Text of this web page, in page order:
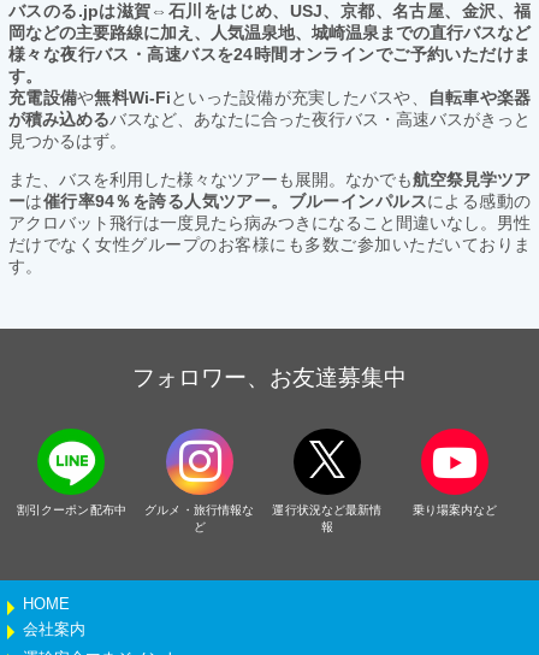
バスのる.jpは滋賀⇔石川をはじめ、USJ、京都、名古屋、金沢、福
岡などの主要路線に加え、人気温泉地、城崎温泉までの直行バスなど
様々な夜行バス・高速バスを24時間オンラインでご予約いただけま
す。
充電設備や無料Wi-Fiといった設備が充実したバスや、
自転車や楽器
が積み込めるバスなど、あなたに合った夜行バス・高速バスがきっと
見つかるはず。
また、バスを利用した様々なツアーも展開。なかでも航空祭見学ツア
ーは催行率94％を誇る人気ツアー。ブルーインパルスによる感動の
アクロバット飛行は一度見たら病みつきになること間違いなし。男性
だけでなく女性グループのお客様にも多数ご参加いただいておりま
す。
フォロワー、お友達募集中
割引クーポン配布中
グルメ・旅行情報な
ど
運行状況など最新情
報
乗り場案内など
HOME
会社案内